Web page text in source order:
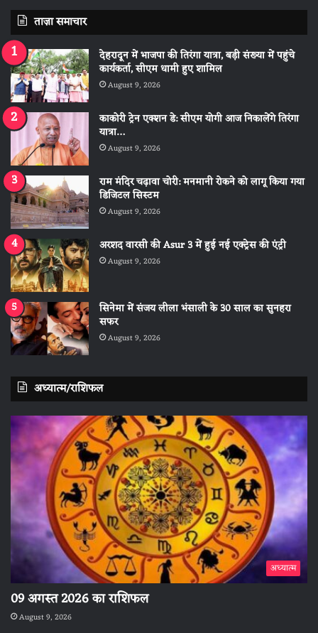
ताज़ा समाचार
देहरादून में भाजपा की तिरंगा यात्रा, बड़ी संख्या में पहुंचे
कार्यकर्ता, सीएम धामी हुए शामिल
August 9, 2026
काकोरी ट्रेन एक्शन डे: सीएम योगी आज निकालेंगे तिरंगा
यात्रा…
August 9, 2026
राम मंदिर चढ़ावा चोरी: मनमानी रोकने को लागू किया गया
डिजिटल सिस्टम
August 9, 2026
अरशद वारसी की Asur 3 में हुई नई एक्ट्रेस की एंट्री
August 9, 2026
सिनेमा में संजय लीला भंसाली के 30 साल का सुनहरा
सफर
August 9, 2026
अध्यात्म/राशिफल
अध्यात्म
09 अगस्त 2026 का राशिफल
August 9, 2026